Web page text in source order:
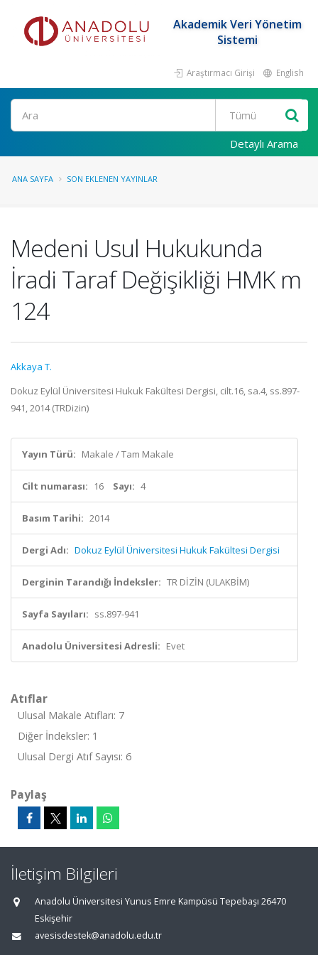
Akademik Veri Yönetim
Sistemi
Araştırmacı Girişi English
Ara
Detaylı Arama
ANA SAYFA SON EKLENEN YAYINLAR
Medeni Usul Hukukunda
İradi Taraf Değişikliği HMK m
124
Akkaya T.
Dokuz Eylül Üniversitesi Hukuk Fakültesi Dergisi, cilt.16, sa.4, ss.897-
941, 2014 (TRDizin)
Yayın Türü: Makale / Tam Makale
Cilt numarası: 16 Sayı: 4
Basım Tarihi: 2014
Dergi Adı: Dokuz Eylül Üniversitesi Hukuk Fakültesi Dergisi
Derginin Tarandığı İndeksler: TR DİZİN (ULAKBİM)
Sayfa Sayıları: ss.897-941
Anadolu Üniversitesi Adresli: Evet
Atıflar
Ulusal Makale Atıfları: 7
Diğer İndeksler: 1
Ulusal Dergi Atıf Sayısı: 6
Paylaş
İletişim Bilgileri
Anadolu Üniversitesi Yunus Emre Kampüsü Tepebaşı 26470
Eskişehir
avesisdestek@anadolu.edu.tr